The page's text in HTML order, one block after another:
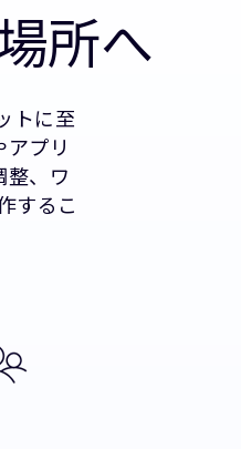
所へ
トに至
プリ
整、ワ
するこ